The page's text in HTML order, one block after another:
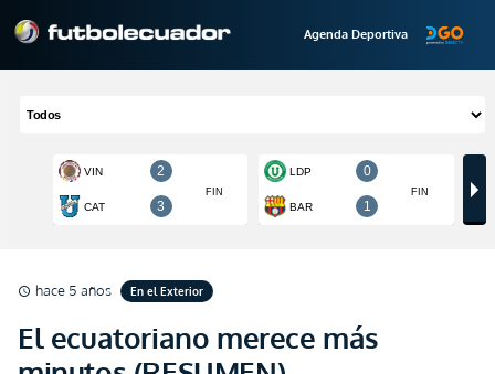
Agenda Deportiva
schedule hace 5 años En el Exterior
El ecuatoriano merece más